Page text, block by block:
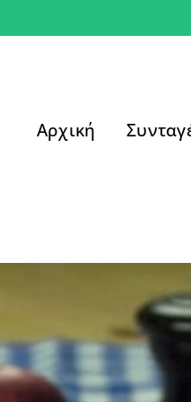
Αρχική